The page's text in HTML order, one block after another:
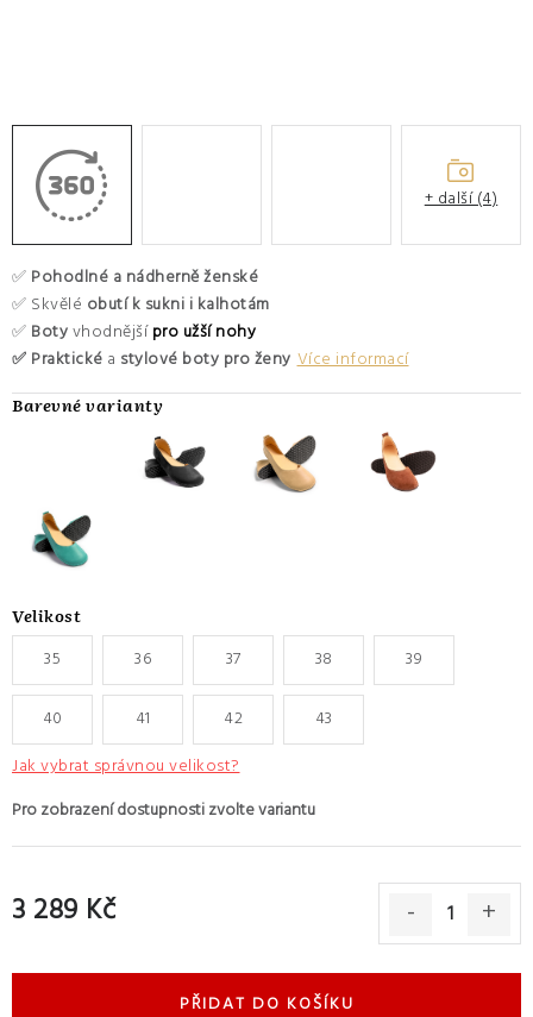
✅ Pohodlné a nádherně ženské
✅ Skvělé obutí k sukni i kalhotám
✅ Boty vhodnějšípro užší nohy
✅ Praktické a stylové boty pro ženy Více informací
Velikost
35
36 37 38 39
40 41 42
43
Jak vybrat správnou velikost?
3 289 Kč
PŘIDAT DO KOŠÍKU
+ další (4)